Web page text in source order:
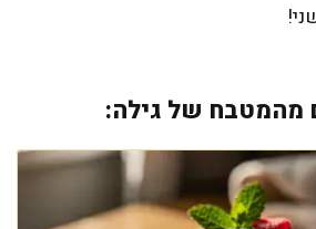
מהמטבח של גילה: